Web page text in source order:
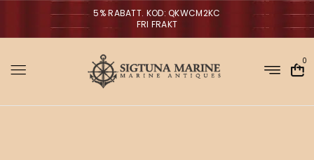
5% RABATT. KOD: QKWCM2KC
FRI FRAKT
0